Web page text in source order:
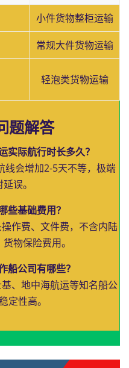
小件货物整柜运输
常规大件货物运输
轻泡类货物运输
题解答
实际航行时长多久？
线会增加2-5天不等，极端
误。
些基础费用？
作费、文件费，不含内陆
物保险费用。
船公司有哪些？
、地中海航运等知名船公
定性高。